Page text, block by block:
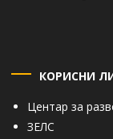
КОРИСНИ
Центар за
ЗЕЛС